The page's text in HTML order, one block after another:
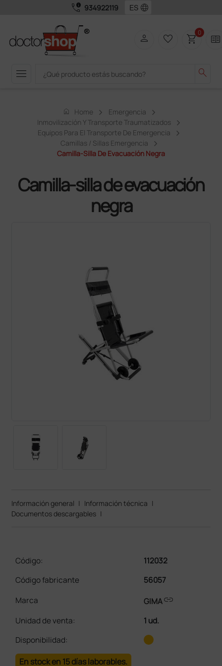
call_quality 934922119 language
menu search
person favorite_border shopping_cart0 two_pager
home Home
Emergencia
Inmovilización Y Transporte Traumatizados
Equipos Para El Transporte De Emergencia
Camillas / Sillas Emergencia
Camilla-Silla De Evacuación Negra
Camilla-silla de evacuación
negra
Información general | Información técnica |
Documentos descargables |
Código:
112032
Código fabricante
56057
Marca
GIMAlink
Unidad de venta:
1 ud.
Disponibilidad:
En stock en 15 días laborables.